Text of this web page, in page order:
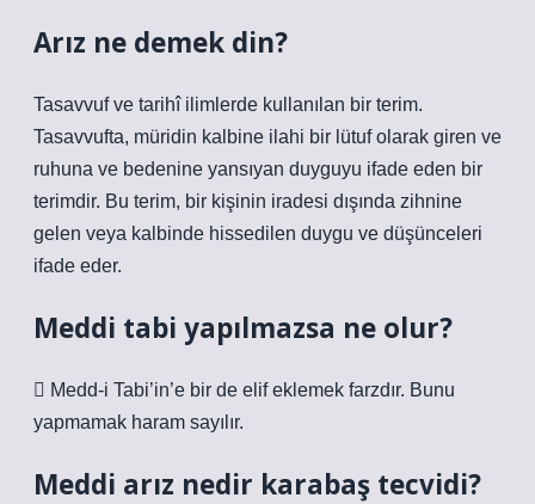
Arız ne demek din?
Tasavvuf ve tarihî ilimlerde kullanılan bir terim.
Tasavvufta, müridin kalbine ilahi bir lütuf olarak giren ve
ruhuna ve bedenine yansıyan duyguyu ifade eden bir
terimdir. Bu terim, bir kişinin iradesi dışında zihnine
gelen veya kalbinde hissedilen duygu ve düşünceleri
ifade eder.
Meddi tabi yapılmazsa ne olur?
 Medd-i Tabi’in’e bir de elif eklemek farzdır. Bunu
yapmamak haram sayılır.
Meddi arız nedir karabaş tecvidi?